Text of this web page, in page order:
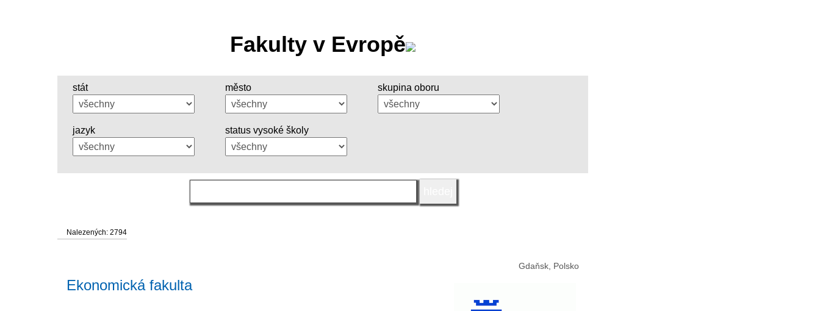
Fakulty v Evropě
stát město skupina oboru
jazyk status vysoké školy
Nalezených: 2794
Gdaňsk, Polsko
Ekonomická fakulta